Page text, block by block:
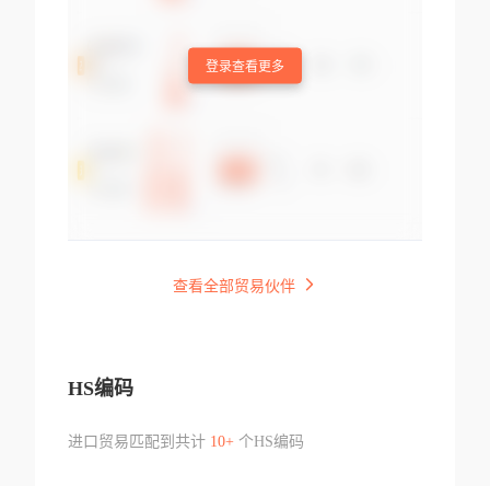
登录查看更多
查看全部贸易伙伴
HS编码
进口贸易匹配到共计 10+个HS编码